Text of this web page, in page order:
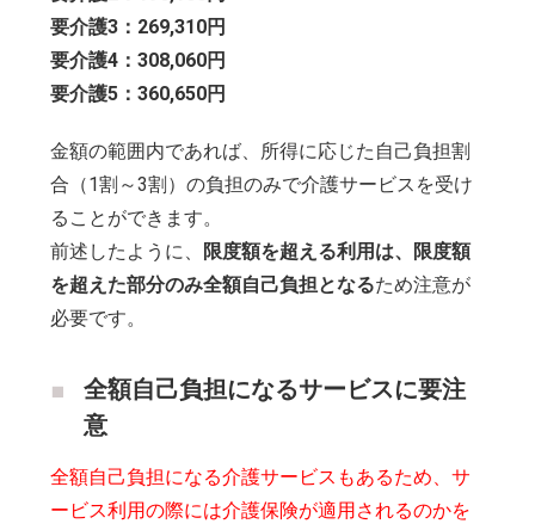
要介護3：269,310円
要介護4：308,060円
要介護5：360,650円
金額の範囲内であれば、所得に応じた自己負担割
合（1割～3割）の負担のみで介護サービスを受け
ることができます。
前述したように、
限度額を超える利用は、限度額
を超えた部分のみ全額自己負担となるため注意が
必要です。
全額自己負担になるサービスに要注
意
全額自己負担になる介護サービスもあるため、サ
ービス利用の際には介護保険が適用されるのかを